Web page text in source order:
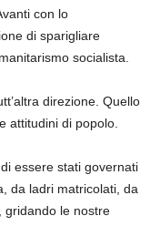
con lo
di sparigliare
socialista.
direzione. Quello
attitudini di popolo.
essere stati governati
da ladri matricolati, da
gridando le nostre